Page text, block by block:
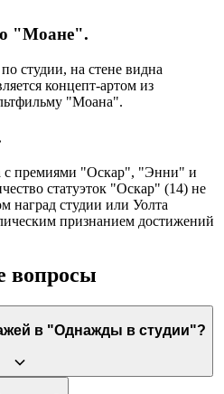
"Моане".
студии, на стене видна
концепт-артом из
"Моана".
с премиями "Оскар", "Энни" и
статуэток "Оскар" (14) не
наград студии или Уолта
признанием достижений
вопросы
в "Однажды в студии"?